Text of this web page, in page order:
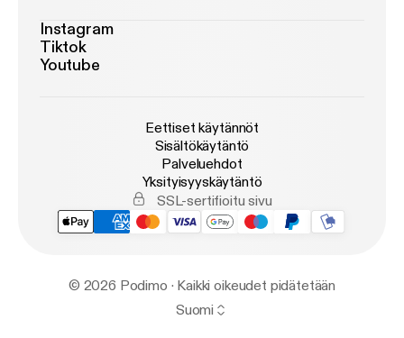
Instagram
Tiktok
Youtube
Eettiset käytännöt
Sisältökäytäntö
Palveluehdot
Yksityisyyskäytäntö
SSL-sertifioitu sivu
© 2026 Podimo · Kaikki oikeudet pidätetään
Suomi